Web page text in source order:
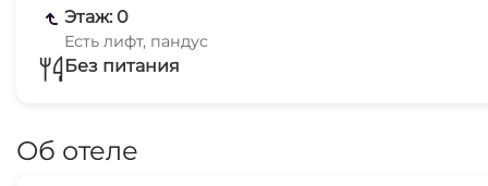
Этаж: 0
Есть лифт, пандус
Без питания
Об отеле